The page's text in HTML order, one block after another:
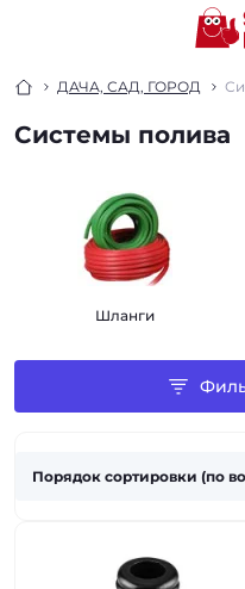
ДАЧА, САД, ГОРОД
Системы полива
Шланги